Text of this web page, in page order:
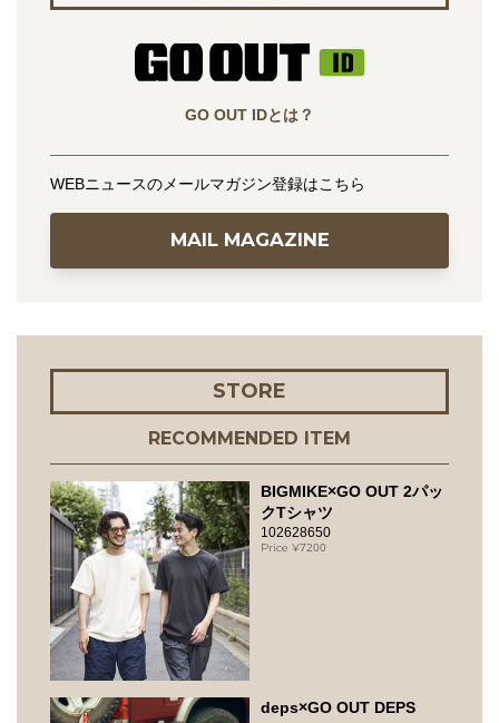
GO OUT IDとは？
WEBニュースのメールマガジン登録はこちら
MAIL MAGAZINE
STORE
RECOMMENDED ITEM
BIGMIKE×GO OUT 2パッ
クTシャツ
102628650
7200
deps×GO OUT DEPS